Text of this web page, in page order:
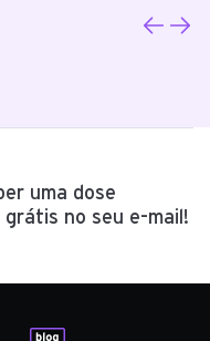
uma dose
no seu e-mail!